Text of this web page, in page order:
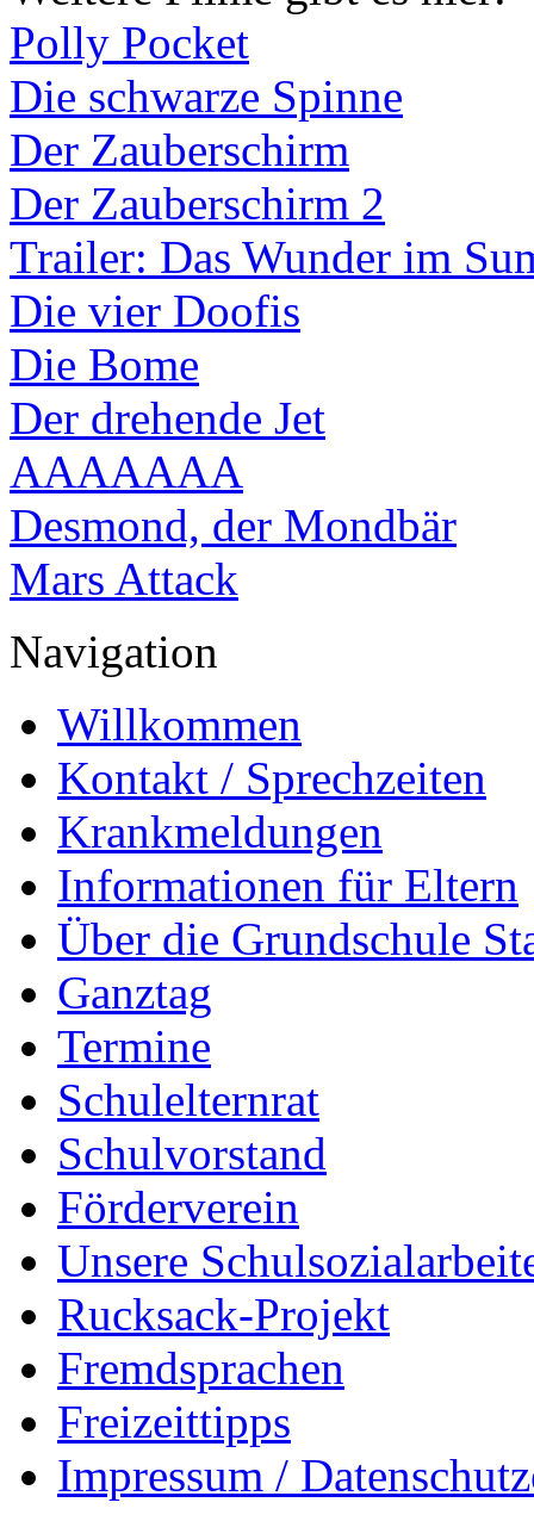
Polly Pocket
Die schwarze Spinne
Der Zauberschirm
Der Zauberschirm 2
Trailer: Das Wunder im
Die vier Doofis
Die Bome
Der drehende Jet
AAAAAAA
Desmond, der Mondbär
Mars Attack
Navigation
Willkommen
Kontakt / Sprechzeiten
Krankmeldungen
Informationen für Eltern
Über die Grundschule
Ganztag
Termine
Schulelternrat
Schulvorstand
Förderverein
Unsere
Rucksack-Projekt
Fremdsprachen
Freizeittipps
Impressum /